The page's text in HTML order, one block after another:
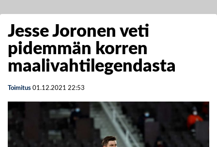
Jesse Joronen veti
pidemmän korren
maalivahtilegendasta
Toimitus 01.12.2021 22:53